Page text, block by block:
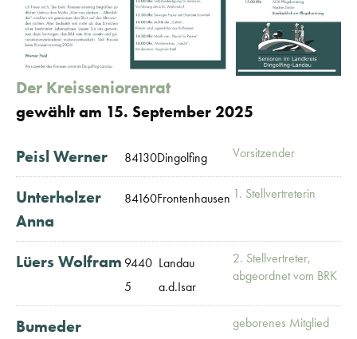
Der Kreisseniorenrat
gewählt am 15. September 2025
Peisl Werner 84130Dingolfing Vorsitzender
Unterholzer
Anna
84160Frontenhausen 1. Stellvertreterin
Lüers Wolfram 9440
5
Landau
a.d.Isar
2. Stellvertreter,
abgeordnet vom BRK
Bumeder geborenes Mitglied